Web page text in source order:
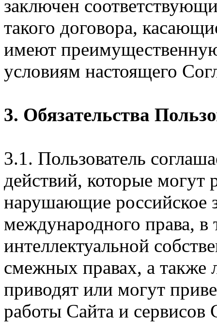
заключен
такого договора,
имеют
условиям настоящего
3. Обязательства
3.1. Пользователь
действий, которые могут
нарушающие российское
международного права, в
интеллектуальной
смежных правах, а также
приводят или могут
работы Сайта и сервисов